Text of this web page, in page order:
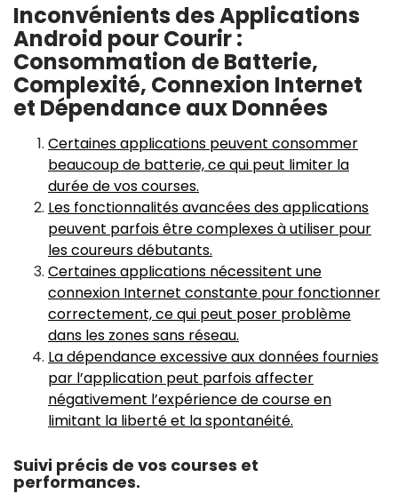
Inconvénients des Applications
Android pour Courir :
Consommation de Batterie,
Complexité, Connexion Internet
et Dépendance aux Données
Certaines applications peuvent consommer
beaucoup de batterie, ce qui peut limiter la
durée de vos courses.
Les fonctionnalités avancées des applications
peuvent parfois être complexes à utiliser pour
les coureurs débutants.
Certaines applications nécessitent une
connexion Internet constante pour fonctionner
correctement, ce qui peut poser problème
dans les zones sans réseau.
La dépendance excessive aux données fournies
par l’application peut parfois affecter
négativement l’expérience de course en
limitant la liberté et la spontanéité.
Suivi précis de vos courses et
performances.